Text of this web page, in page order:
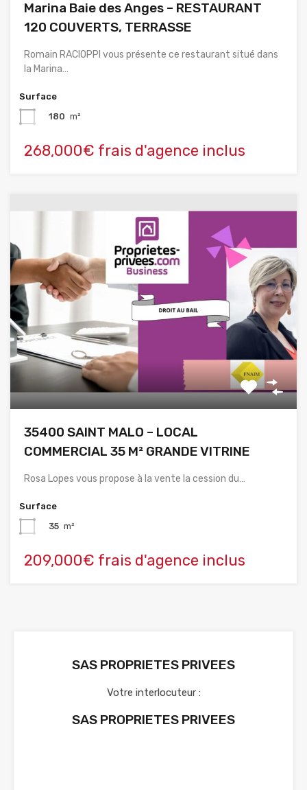
Marina Baie des Anges – RESTAURANT
120 COUVERTS, TERRASSE
Romain RACIOPPI vous présente ce restaurant situé dans
la Marina…
Surface
180 m²
268,000€ frais d'agence inclus
35400 SAINT MALO – LOCAL
COMMERCIAL 35 M² GRANDE VITRINE
Rosa Lopes vous propose à la vente la cession du…
Surface
35 m²
209,000€ frais d'agence inclus
SAS PROPRIETES PRIVEES
Votre interlocuteur :
SAS PROPRIETES PRIVEES